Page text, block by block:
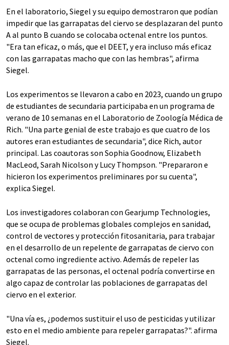
En el laboratorio, Siegel y su equipo demostraron que podían
impedir que las garrapatas del ciervo se desplazaran del punto
A al punto B cuando se colocaba octenal entre los puntos.
"Era tan eficaz, o más, que el DEET, y era incluso más eficaz
con las garrapatas macho que con las hembras", afirma
Siegel.
Los experimentos se llevaron a cabo en 2023, cuando un grupo
de estudiantes de secundaria participaba en un programa de
verano de 10 semanas en el Laboratorio de Zoología Médica de
Rich. "Una parte genial de este trabajo es que cuatro de los
autores eran estudiantes de secundaria", dice Rich, autor
principal. Las coautoras son Sophia Goodnow, Elizabeth
MacLeod, Sarah Nicolson y Lucy Thompson. "Prepararon e
hicieron los experimentos preliminares por su cuenta",
explica Siegel.
Los investigadores colaboran con Gearjump Technologies,
que se ocupa de problemas globales complejos en sanidad,
control de vectores y protección fitosanitaria, para trabajar
en el desarrollo de un repelente de garrapatas de ciervo con
octenal como ingrediente activo. Además de repeler las
garrapatas de las personas, el octenal podría convertirse en
algo capaz de controlar las poblaciones de garrapatas del
ciervo en el exterior.
"Una vía es, ¿podemos sustituir el uso de pesticidas y utilizar
esto en el medio ambiente para repeler garrapatas?". afirma
Siegel.